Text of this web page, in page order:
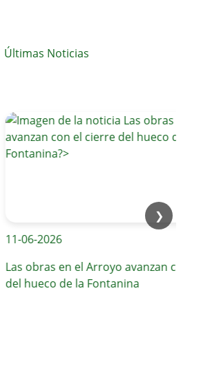
Últimas Noticias
❯
11-06-2026
Las obras en el Arroyo avanzan con el
del hueco de la Fontanina